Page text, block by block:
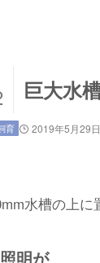
巨大水
育 2019年5月29日
水槽の上に
明が